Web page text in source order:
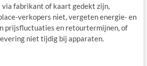
fabrikant of kaart gedekt zijn,
verkopers niet, vergeten energie- en
prijsfluctuaties en retourtermijnen, of
niet tijdig bij apparaten.